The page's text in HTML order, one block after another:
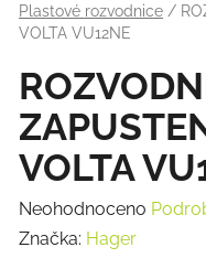
Plastové rozvodnice /
VOLTA VU12NE
VOLTA
Průměrné
hodnocení
Neohodnoceno
Značka: Hager